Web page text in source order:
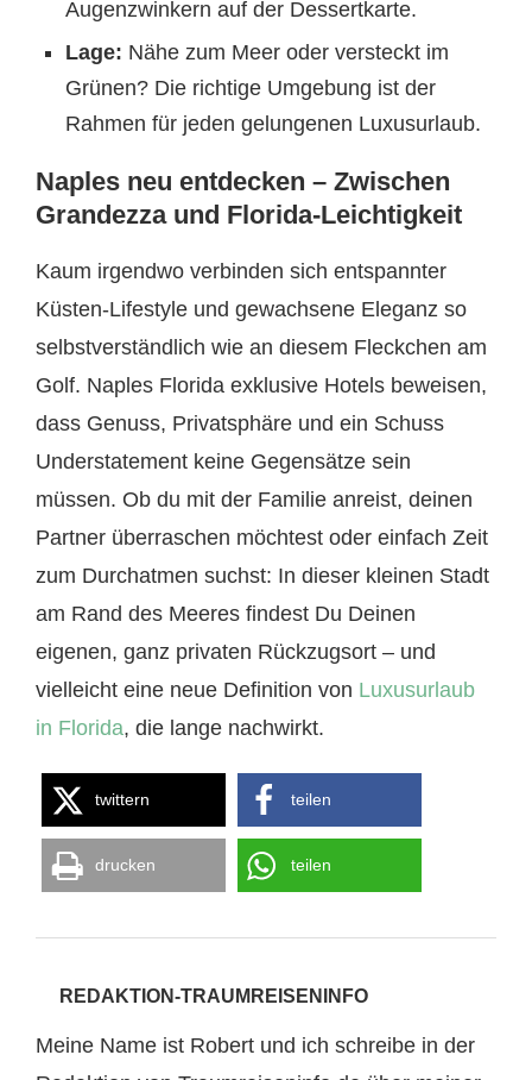
Augenzwinkern auf der Dessertkarte.
Lage: Nähe zum Meer oder versteckt im
Grünen? Die richtige Umgebung ist der
Rahmen für jeden gelungenen Luxusurlaub.
Naples neu entdecken – Zwischen
Grandezza und Florida-Leichtigkeit
Kaum irgendwo verbinden sich entspannter
Küsten-Lifestyle und gewachsene Eleganz so
selbstverständlich wie an diesem Fleckchen am
Golf. Naples Florida exklusive Hotels beweisen,
dass Genuss, Privatsphäre und ein Schuss
Understatement keine Gegensätze sein
müssen. Ob du mit der Familie anreist, deinen
Partner überraschen möchtest oder einfach Zeit
zum Durchatmen suchst: In dieser kleinen Stadt
am Rand des Meeres findest Du Deinen
eigenen, ganz privaten Rückzugsort – und
vielleicht eine neue Definition von Luxusurlaub
in Florida, die lange nachwirkt.
twittern teilen
drucken teilen
REDAKTION-TRAUMREISENINFO
Meine Name ist Robert und ich schreibe in der